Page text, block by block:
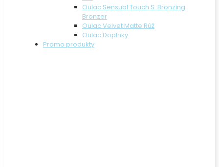
Oulac Sensual Touch S. Bronzing
Bronzer
Oulac Velvet Matte Rúž
Oulac Doplnky
Promo produkty